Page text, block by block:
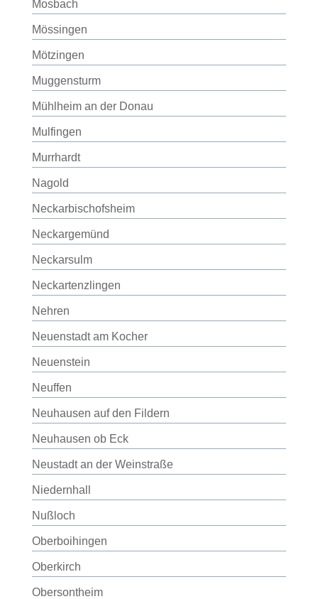
Mosbach
Mössingen
Mötzingen
Muggensturm
Mühlheim an der Donau
Mulfingen
Murrhardt
Nagold
Neckarbischofsheim
Neckargemünd
Neckarsulm
Neckartenzlingen
Nehren
Neuenstadt am Kocher
Neuenstein
Neuffen
Neuhausen auf den Fildern
Neuhausen ob Eck
Neustadt an der Weinstraße
Niedernhall
Nußloch
Oberboihingen
Oberkirch
Obersontheim